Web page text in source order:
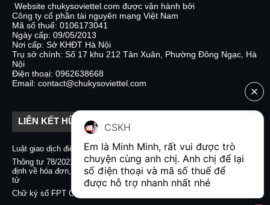
Website chukysoviettel.com được vận hành bởi
Công ty cổ phần tài nguyên mạng Việt Nam
Mã số thuế: 0106173041
Ngày cấp: 09/05/2013
Nơi cấp: Sở KHĐT Hà Nội
Trụ sở chính: Số 17 khu 212 Tân Xuân, Phường Đông Ngạc, Hà
Nội
Điện thoại: 0962638668
Email: contact@chukysoviettel.com
LIÊN KẾT HỮU ÍCH
Luật giao dịch điện tử
Nghị định 130/2018/NĐ-CP
Thông tư 78/2021/TT-BTC quy
định về hóa đơn, chứng từ điện
tử
Chữ ký số CA2 - Nacencomm
Chữ ký số VNPT CA
Chữ ký số BKAV CA
Chữ ký số FPT CA
CSKH
Em là Minh Minh, rất vui được trò
chuyện cùng anh chị. Anh chị để lại
số điện thoại và mã số thuế để
được hỗ trợ nhanh nhất nhé